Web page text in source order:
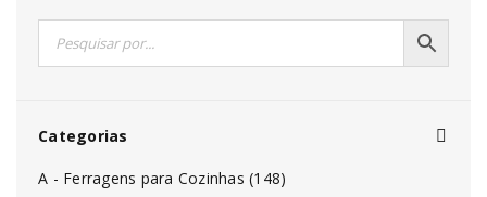
Categorias
A - Ferragens para Cozinhas (148)